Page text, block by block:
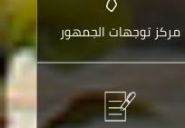
مركز توجهات الجمهور